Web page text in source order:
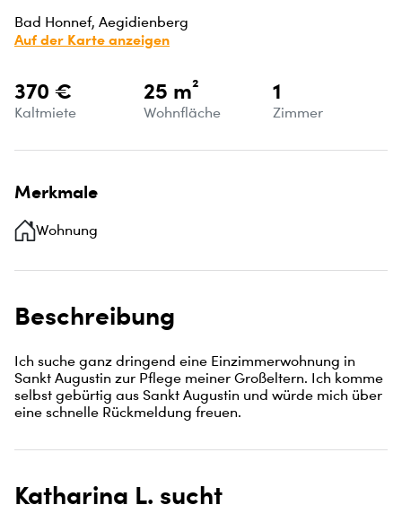
Bad Honnef, Aegidienberg
Auf der Karte anzeigen
370 €
Kaltmiete
25 m²
Wohnfläche
1
Zimmer
Merkmale
Wohnung
Beschreibung
Ich suche ganz dringend eine Einzimmerwohnung in
Sankt Augustin zur Pflege meiner Großeltern. Ich komme
selbst gebürtig aus Sankt Augustin und würde mich über
eine schnelle Rückmeldung freuen.
Katharina L. sucht